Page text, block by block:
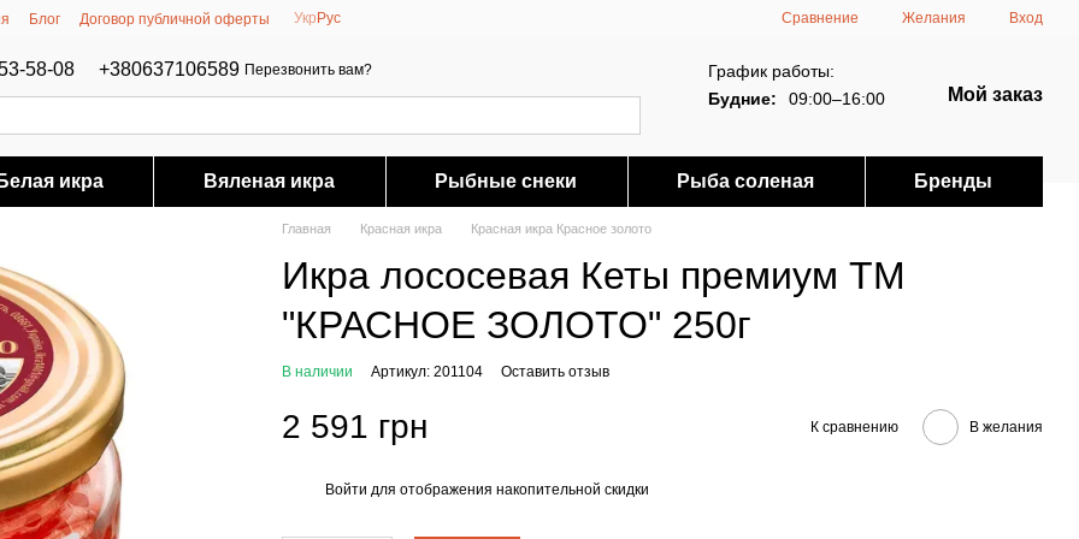
Блог Договор публичной оферты Укр Рус Сравнение Желания Вход
58-08 +380637106589 Перезвонить вам?
График работы:
Будние:
09:00–16:00 Мой заказ
Белая икра Вяленая икра Рыбные снеки Рыба соленая Бренды
Главная Красная икра Красная икра Красное золото
Икра лососевая Кеты премиум ТМ
"КРАСНОЕ ЗОЛОТО" 250г
В наличии Артикул: 201104 Оставить отзыв
2 591 грн К сравнению В желания
Войти для отображения накопительной скидки